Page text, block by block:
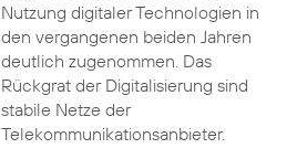
Nutzung digitaler Technologien in
den vergangenen beiden Jahren
deutlich zugenommen. Das
Rückgrat der Digitalisierung sind
stabile Netze der
Telekommunikationsanbieter.